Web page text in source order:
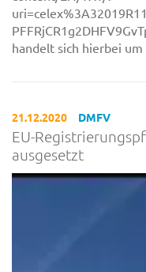
handelt sich hierbei um
21.12.2020 DMFV
EU-
ausgesetzt